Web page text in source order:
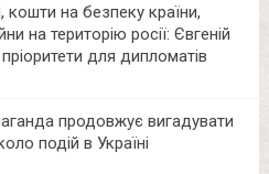
кошти на безпеку країни,
на територію росії: Євгеній
для дипломатів
продовжує вигадувати
подій в Україні